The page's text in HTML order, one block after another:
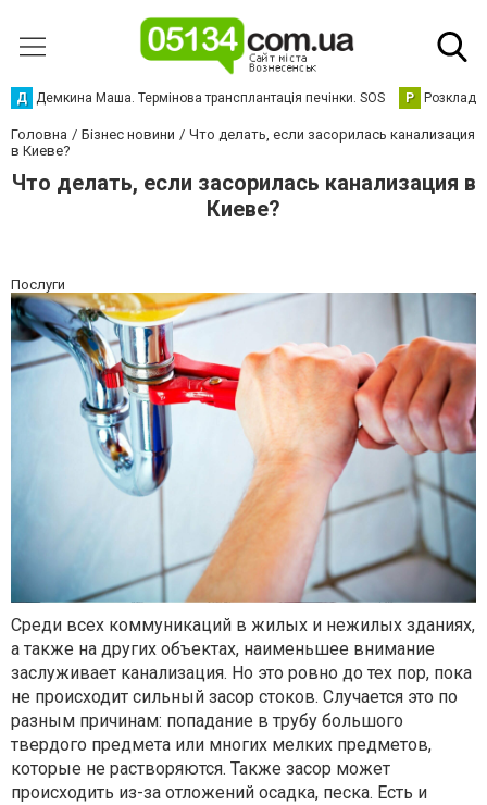
Д Демкина Маша. Термінова трансплантація печінки. SOS Р Розклад
Головна Бізнес новини
Что делать, если засорилась канализация
в Киеве?
Что делать, если засорилась канализация в
Киеве?
Послуги
Среди всех коммуникаций в жилых и нежилых зданиях,
а также на других объектах, наименьшее внимание
заслуживает канализация. Но это ровно до тех пор, пока
не происходит сильный засор стоков. Случается это по
разным причинам: попадание в трубу большого
твердого предмета или многих мелких предметов,
которые не растворяются. Также засор может
происходить из-за отложений осадка, песка. Есть и